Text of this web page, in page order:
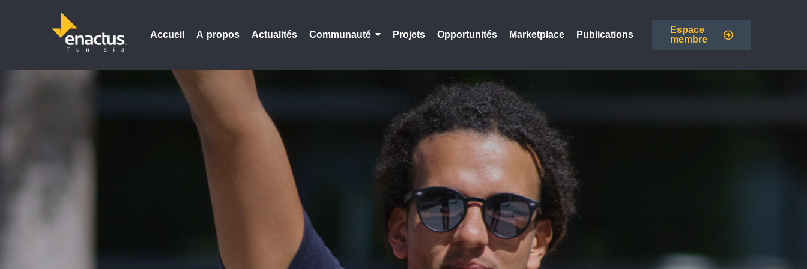
Accueil A propos Actualités Communauté Projets Opportunités Marketplace Publications
Espace
membre